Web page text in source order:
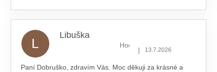
L
Libuška
Hodnocení obchodu je 5 z 5
| 13.7.2026
Paní Dobruško, zdravím Vás. Moc děkuji za krásné a